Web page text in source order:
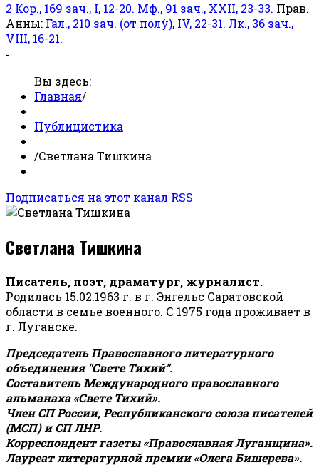
2 Кор., 169 зач., I, 12-20. Мф., 91 зач., XXII, 23-33. Прав.
Анны: Гал., 210 зач. (от полу́), IV, 22-31. Лк., 36 зач.,
VIII, 16-21.
-
Вы здесь:
Главная/
Публицистика
/Светлана Тишкина
Подписаться на этот канал RSS
Светлана Тишкина
Писатель, поэт, драматург, журналист.
Родилась 15.02.1963 г. в г. Энгельс Саратовской
области в семье военного. С 1975 года проживает в
г. Луганске.
Председатель Православного литературного
объединения "Свете Тихий".
Составитель Международного православного
альманаха «Свете Тихий».
Член СП России, Республиканского союза писателей
(МСП) и СП ЛНР.
Корреспондент газеты «Православная Луганщина».
Лауреат литературной премии «Олега Бишерева».